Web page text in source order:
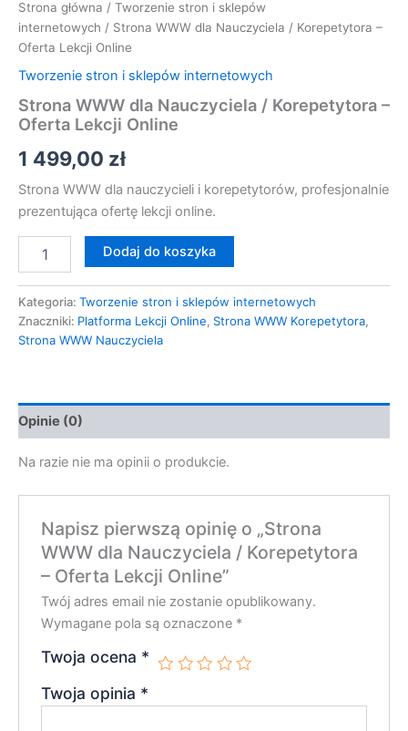
Strona główna / Tworzenie stron i sklepów
internetowych / Strona WWW dla Nauczyciela / Korepetytora –
Oferta Lekcji Online
Tworzenie stron i sklepów internetowych
Strona WWW dla Nauczyciela / Korepetytora –
Oferta Lekcji Online
1 499,00 zł
Strona WWW dla nauczycieli i korepetytorów, profesjonalnie
prezentująca ofertę lekcji online.
Dodaj do koszyka
Kategoria: Tworzenie stron i sklepów internetowych
Znaczniki: Platforma Lekcji Online, Strona WWW Korepetytora,
Strona WWW Nauczyciela
Opinie (0)
Na razie nie ma opinii o produkcie.
Napisz pierwszą opinię o „Strona
WWW dla Nauczyciela / Korepetytora
– Oferta Lekcji Online”
Twój adres email nie zostanie opublikowany.
Wymagane pola są oznaczone *
Twoja ocena *
Twoja opinia *